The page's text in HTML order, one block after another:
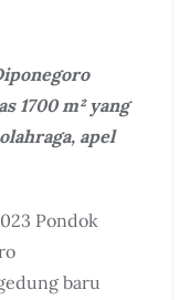
1700 m² yang
apel
Pondok
baru